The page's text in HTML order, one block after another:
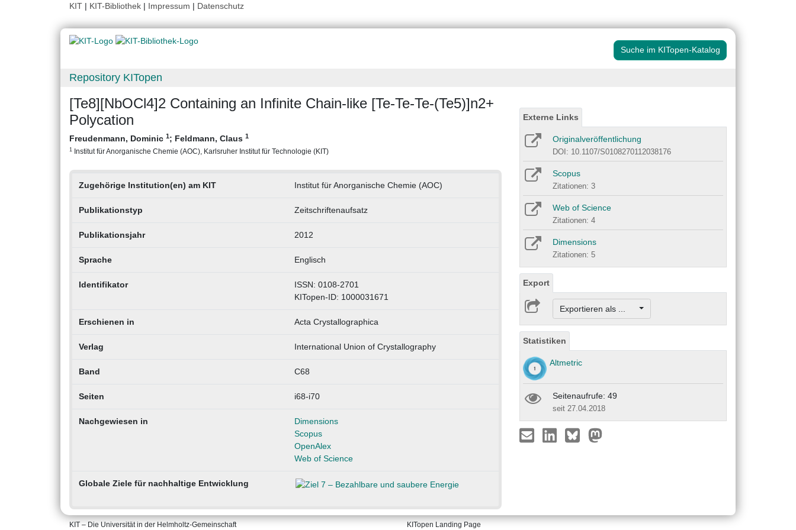
KIT | KIT-Bibliothek | Impressum | Datenschutz
Suche im KITopen-Katalog
Repository KITopen
[Te8][NbOCl4]2 Containing an Infinite Chain-like [Te-Te-Te-(Te5)]n2+
Polycation
Freudenmann, Dominic 1; Feldmann, Claus 1
1 Institut für Anorganische Chemie (AOC), Karlsruher Institut für Technologie (KIT)
Zugehörige Institution(en) am KIT Institut für Anorganische Chemie (AOC)
Publikationstyp Zeitschriftenaufsatz
Publikationsjahr 2012
Sprache Englisch
Identifikator
ISSN: 0108-2701
KITopen-ID: 1000031671
Erschienen in Acta Crystallographica
Verlag International Union of Crystallography
Band C68
Seiten i68-i70
Nachgewiesen in
Dimensions
Scopus
OpenAlex
Web of Science
Globale Ziele für nachhaltige Entwicklung
Externe Links
Originalveröffentlichung
DOI: 10.1107/S0108270112038176
Scopus
Zitationen: 3
Web of Science
Zitationen: 4
Dimensions
Zitationen: 5
Export
Exportieren als ...
Statistiken
Altmetric
Seitenaufrufe: 49
seit 27.04.2018
KIT – Die Universität in der Helmholtz-Gemeinschaft KITopen Landing Page